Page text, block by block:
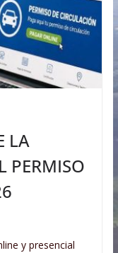
LA
PERMISO
y presencial